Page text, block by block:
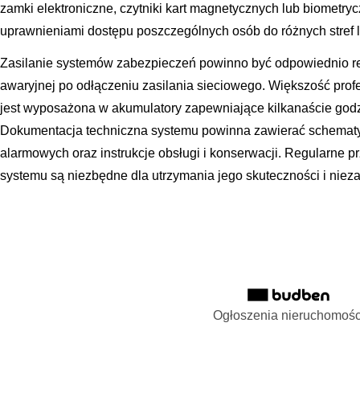
zamki elektroniczne, czytniki kart magnetycznych lub
uprawnieniami dostępu poszczególnych osób do różnych stref
Zasilanie systemów zabezpieczeń powinno być odpowiednio
awaryjnej po odłączeniu zasilania sieciowego. Większość
jest wyposażona w akumulatory zapewniające kilkanaście
Dokumentacja techniczna systemu powinna zawierać
alarmowych oraz instrukcje obsługi i konserwacji. Regularne
systemu są niezbędne dla utrzymania jego skuteczności i
Ogłoszenia